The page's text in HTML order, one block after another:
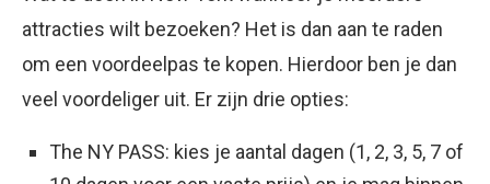
attracties wilt bezoeken? Het is dan aan te raden
om een voordeelpas te kopen. Hierdoor ben je dan
veel voordeliger uit. Er zijn drie opties:
The NY PASS: kies je aantal dagen (1, 2, 3, 5, 7 of